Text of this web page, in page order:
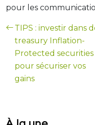
pour les
TIPS : investir dans
treasury Inflation-
Protected securities
pour sécuriser vos
gains